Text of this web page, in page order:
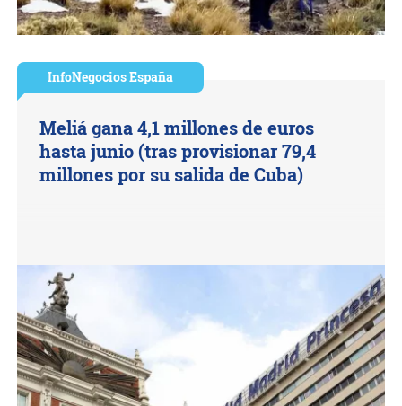
InfoNegocios España
Meliá gana 4,1 millones de euros
hasta junio (tras provisionar 79,4
millones por su salida de Cuba)